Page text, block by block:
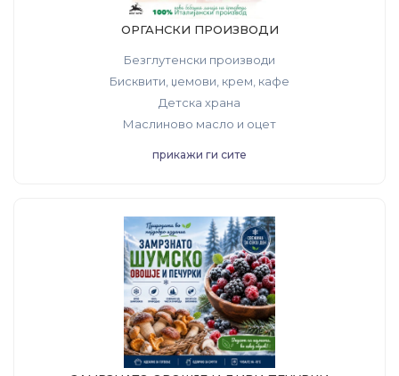
ОРГАНСКИ ПРОИЗВОДИ
Безглутенски производи
Бисквити, џемови, крем, кафе
Дeтска храна
Маслиново масло и оцет
прикажи ги сите